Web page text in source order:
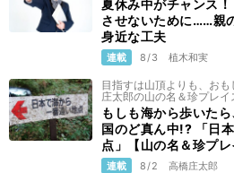
夏休み中がチャンス
させないために……親
身近な工夫
連載 8/3 植木和実
目指すは山頂よりも、お
庄太郎の山の名＆珍プレイ
もしも海から歩いた
国のど真ん中!? 「日
点」【山の名＆珍プレ
連載 8/2 高橋庄太郎